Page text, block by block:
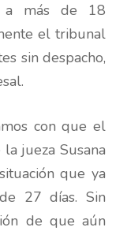
a más de 18
el tribunal
sin despacho,
con que el
jueza Susana
que ya
27 días. Sin
de que aún